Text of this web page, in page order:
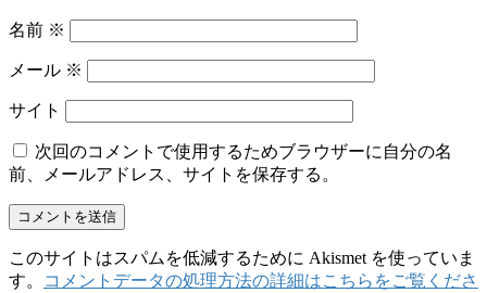
名前 ※
メール ※
サイト
次回のコメントで使用するためブラウザーに自分の名
前、メールアドレス、サイトを保存する。
このサイトはスパムを低減するために Akismet を使っていま
す。
コメントデータの処理方法の詳細はこちらをご覧くださ